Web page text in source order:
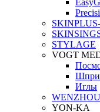
STYLAGE
VOGT
Иглы
YON-KA